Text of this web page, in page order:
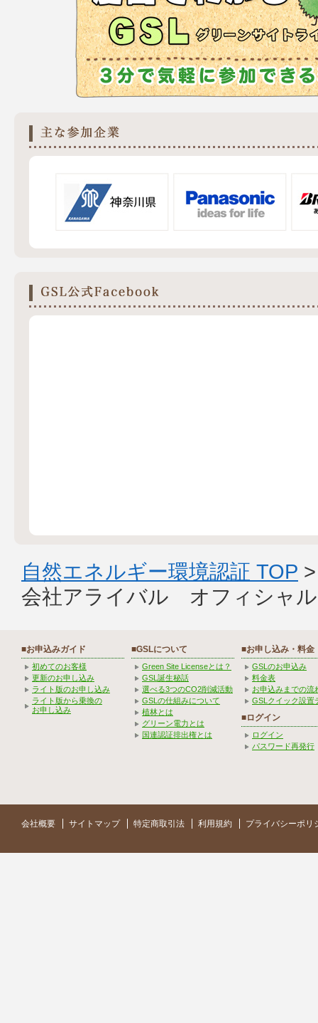
自然エネルギー環境認証 TOP
会社アライバル オフィシャ
■お申込みガイド
初めてのお客様
更新のお申し込み
ライト版のお申し込み
ライト版から乗換の
お申し込み
■GSLについて
Green Site Licenseとは？
GSL誕生秘話
選べる3つのCO2削減活動
GSLの仕組みについて
植林とは
グリーン電力とは
国連認証排出権とは
■お申し込み・料金
GSLのお申込み
料金表
お申込みまでの流
GSLクイック設置
■ログイン
ログイン
パスワード再発行
会社概要 サイトマップ 特定商取引法 利用規約 プライバシーポリ